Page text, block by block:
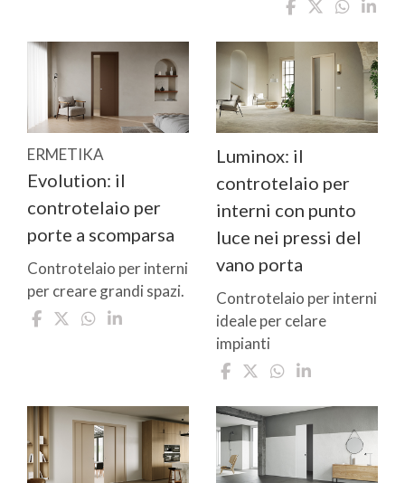
ERMETIKA
Evolution: il
controtelaio per
porte a scomparsa
Controtelaio per interni
per creare grandi spazi.
Luminox: il
controtelaio per
interni con punto
luce nei pressi del
vano porta
Controtelaio per interni
ideale per celare
impianti